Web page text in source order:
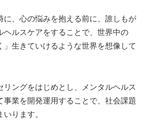
に、心の悩みを抱える前に、誰しもが
ヘルスケアをすることで、世界中の
」生きていけるような世界を想像して
リングをはじめとし、メンタルヘルス
事業を開発運用することで、社会課題
ります。